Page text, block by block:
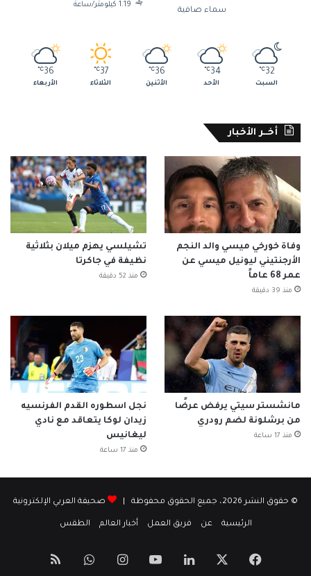
سماء صافية
1.19 كيلومتر/ساعة
32
℃
السبت
34
℃
الأحد
36
℃
الأثنين
37
℃
الثلاثاء
36
℃
الأربعاء
أخــر الأخبار
وفاة خورخي ميسي والد النجم
الأرجنتيني ليونيل ميسي عن
عمر 68 عاماً
منذ 39 دقيقة
تشيلسي يهزم ميلان بثلاثية
نظيفة في جاكرتا
منذ 52 دقيقة
مانشستر سيتي يرفض عرضًا
من برشلونة لضم رودري
منذ 17 ساعة
نجل اسطوره القدم الفرنسيه
زيدان لوكا يتعاقد مع نادي
ليغانيس
منذ 17 ساعة
© حقوق النشر 2026، جميع الحقوق محفوظة | صحيفة العربي الإلكترونية
الرئيسية عن فريق العمل أخبار العالم الطقس
فيسبوك لينكدإن‫YouTubeانستقرامواتسابملخص